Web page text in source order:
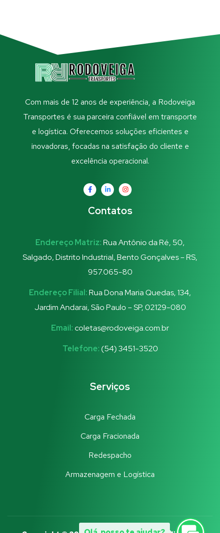
Com mais de 12 anos de experiência, a Rodoveiga
Transportes é sua parceira confiável em transporte
e logística. Oferecemos soluções eficientes e
inovadoras, focadas na satisfação do cliente e
excelência operacional.
Contatos
Endereço Matriz:Rua Antônio da Ré, 50,
Salgado, Distrito Industrial, Bento Gonçalves – RS,
957.065-80
Endereço Filial:Rua Dona Maria Quedas, 134,
Jardim Andarai, São Paulo – SP, 02129-080
Email:coletas@rodoveiga.com.br
Telefone:(54) 3451-3520
Serviços
Carga Fechada
Carga Fracionada
Redespacho
Armazenagem e Logística